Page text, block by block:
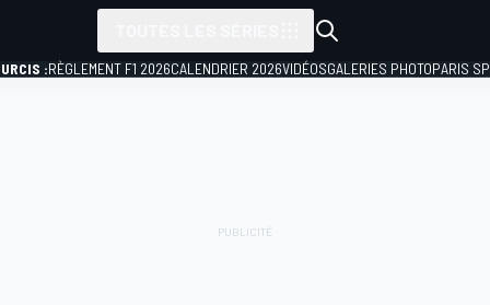
:RÈGLEMENT F1 2026CALENDRIER 2026VIDÉOSGALERIES PHOTOPARIS